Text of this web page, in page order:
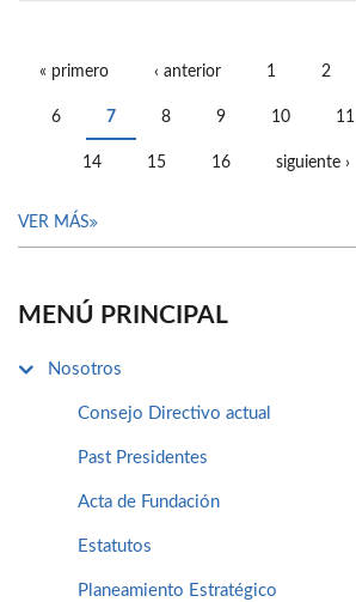
« primero ‹ anterior 1 2
6 7 8 9 10 11
14 15 16 siguiente ›
VER MÁS
MENÚ PRINCIPAL
Nosotros
Consejo Directivo actual
Past Presidentes
Acta de Fundación
Estatutos
Planeamiento Estratégico